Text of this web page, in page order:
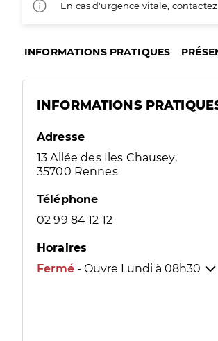
En cas d'urgence vitale,
INFORMATIONS PRATIQUES
INFORMATIONS
Adresse
13 Allée des Iles Chausey,
35700 Rennes
Téléphone
02 99 84 12 12
Horaires
Fermé - Ouvre Lundi à 08h30